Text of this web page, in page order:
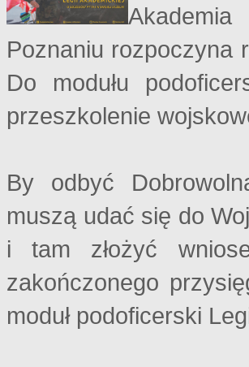
Poznaniu rozpoczyna
Do modułu
przeszkolenie
By odbyć
muszą udać się do
i tam złożyć
zakończonego
moduł podoficerski